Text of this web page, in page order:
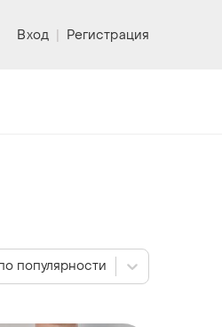
Вход | Регистрация
популярности